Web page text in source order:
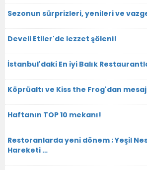
Sezonun sürprizleri, yenileri ve
Develi Etiler'de lezzet şöleni!
İstanbul'daki En iyi Balık
Köprüaltı ve Kiss the Frog'dan
Haftanın TOP 10 mekanı!
Restoranlarda yeni dönem ; Yeşil
Hareketi …